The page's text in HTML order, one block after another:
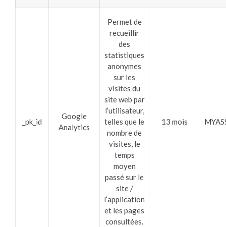
_pk_id
Google
Analytics
Permet de
recueillir
des
statistiques
anonymes
sur les
visites du
site web par
l’utilisateur,
telles que le
nombre de
visites, le
temps
moyen
passé sur le
site /
l’application
et les pages
consultées.
13 mois